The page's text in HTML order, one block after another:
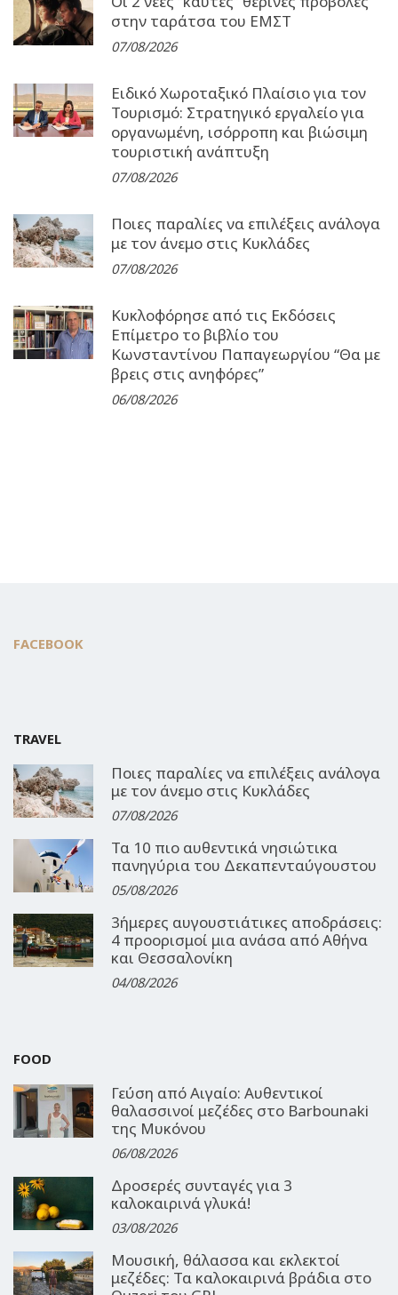
στην ταράτσα του ΕΜΣΤ
07/08/2026
Ειδικό Χωροταξικό Πλαίσιο για τον
Τουρισμό: Στρατηγικό εργαλείο για
οργανωμένη, ισόρροπη και βιώσιμη
τουριστική ανάπτυξη
07/08/2026
Ποιες παραλίες να επιλέξεις ανάλογα
με τον άνεμο στις Κυκλάδες
07/08/2026
Κυκλοφόρησε από τις Εκδόσεις
Επίμετρο το βιβλίο του
Κωνσταντίνου Παπαγεωργίου “Θα με
βρεις στις ανηφόρες”
06/08/2026
FACEBOOK
TRAVEL
Ποιες παραλίες να επιλέξεις ανάλογα
με τον άνεμο στις Κυκλάδες
07/08/2026
Τα 10 πιο αυθεντικά νησιώτικα
πανηγύρια του Δεκαπενταύγουστου
05/08/2026
3ήμερες αυγουστιάτικες αποδράσεις:
4 προορισμοί μια ανάσα από Αθήνα
και Θεσσαλονίκη
04/08/2026
FOOD
Γεύση από Αιγαίο: Αυθεντικοί
θαλασσινοί μεζέδες στο Barbounaki
της Μυκόνου
06/08/2026
Δροσερές συνταγές για 3
καλοκαιρινά γλυκά!
03/08/2026
Μουσική, θάλασσα και εκλεκτοί
μεζέδες: Τα καλοκαιρινά βράδια στο